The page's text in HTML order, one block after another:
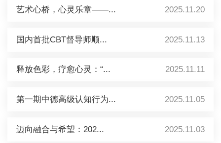
艺术心桥，心灵乐章——... 2025.11.20
国内首批CBT督导师顺... 2025.11.13
释放色彩，疗愈心灵：“... 2025.11.11
第一期中德高级认知行为... 2025.11.05
迈向融合与希望：202... 2025.11.03